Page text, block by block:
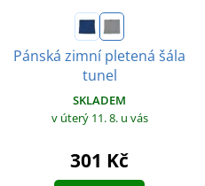
Pánská zimní pletená šála
tunel
SKLADEM
v úterý 11. 8. u vás
301 Kč